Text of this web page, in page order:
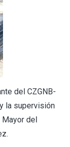
del CZGNB-
la supervisión
Mayor del